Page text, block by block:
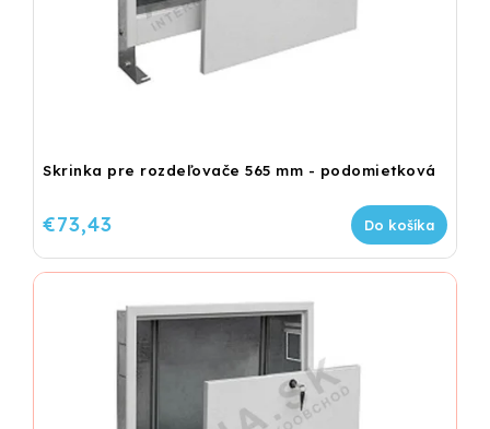
Skrinka pre rozdeľovače 565 mm - podomietková
€73,43 Do košíka